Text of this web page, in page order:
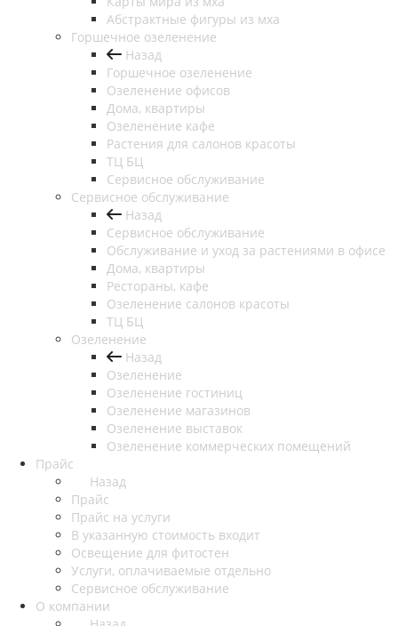
Абстрактные фигуры из мха
Горшечное озеленение
Назад
Горшечное озеленение
Озеленение офисов
Дома, квартиры
Озеленение кафе
Растения для салонов красоты
ТЦ БЦ
Сервисное обслуживание
Сервисное обслуживание
Назад
Сервисное обслуживание
Обслуживание и уход за растениями в офисе
Дома, квартиры
Рестораны, кафе
Озеленение салонов красоты
ТЦ БЦ
Озеленение
Назад
Озеленение
Озеленение гостиниц
Озеленение магазинов
Озеленение выставок
Озеленение коммерческих помещений
Прайс
Назад
Прайс
Прайс на услуги
В указанную стоимость входит
Освещение для фитостен
Услуги, оплачиваемые отдельно
Сервисное обслуживание
О компании